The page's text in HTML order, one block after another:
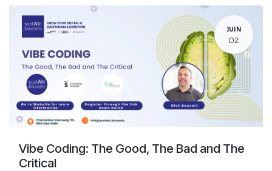
JUIN
02
Vibe Coding: The Good, The Bad and The
Critical